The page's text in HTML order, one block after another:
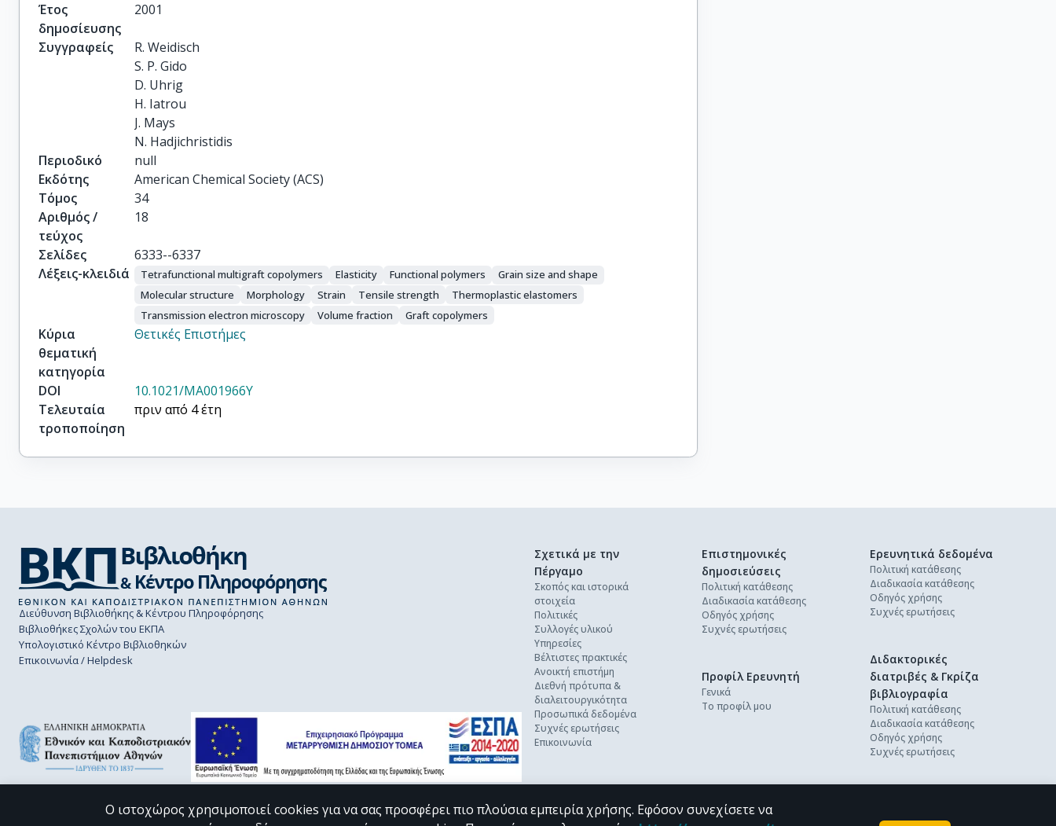
Έτος
δημοσίευσης
2001
Συγγραφείς
R. Weidisch
S. P. Gido
D. Uhrig
H. Iatrou
J. Mays
N. Hadjichristidis
Περιοδικό
null
Εκδότης
American Chemical Society (ACS)
Τόμος
34
Αριθμός /
τεύχος
18
Σελίδες
6333--6337
Λέξεις-κλειδιά
Tetrafunctional multigraft copolymers Elasticity Functional polymers
Grain size and shape
Molecular structure
Morphology Strain Tensile strength
Thermoplastic elastomers
Transmission electron microscopy
Volume fraction Graft copolymers
Κύρια
θεματική
κατηγορία
Θετικές Επιστήμες
DOI
10.1021/MA001966Y
Τελευταία
τροποποίηση
πριν από 4 έτη
Διεύθυνση Βιβλιοθήκης & Κέντρου Πληροφόρησης
Βιβλιοθήκες Σχολών του ΕΚΠΑ
Υπολογιστικό Κέντρο Βιβλιοθηκών
Επικοινωνία / Helpdesk
Σχετικά με την
Πέργαμο
Σκοπός και ιστορικά
στοιχεία
Πολιτικές
Συλλογές υλικού
Υπηρεσίες
Βέλτιστες πρακτικές
Ανοικτή επιστήμη
Διεθνή πρότυπα &
διαλειτουργικότητα
Προσωπικά δεδομένα
Συχνές ερωτήσεις
Επικοινωνία
Επιστημονικές
δημοσιεύσεις
Πολιτική κατάθεσης
Διαδικασία κατάθεσης
Οδηγός χρήσης
Συχνές ερωτήσεις
Ερευνητικά δεδομένα
Πολιτική κατάθεσης
Διαδικασία κατάθεσης
Οδηγός χρήσης
Συχνές ερωτήσεις
Διδακτορικές
διατριβές & Γκρίζα
βιβλιογραφία
Πολιτική κατάθεσης
Διαδικασία κατάθεσης
Οδηγός χρήσης
Συχνές ερωτήσεις
Προφίλ Ερευνητή
Γενικά
Το προφίλ μου
Ο ιστοχώρος χρησιμοποιεί cookies για να σας προσφέρει πιο πλούσια εμπειρία χρήσης. Εφόσον συνεχίσετε να